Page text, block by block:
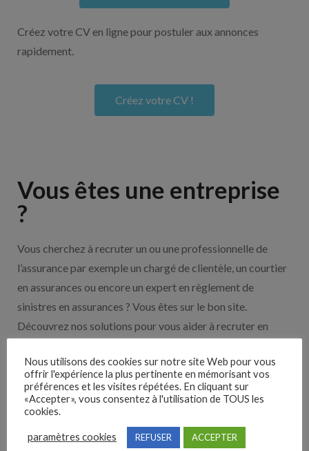
Créez votre CV en ligne pour postuler aux annonces
rapidement.
Créez votre CV !
Vous êtes une entreprise
?
Vous cherchez à recruter un ou une professionnelle de
l’assurance par exemple un chargé de clientèle, un courtier
en assurances ou encore un expert en règlement de
sinistres en assurances ? Vous êtes sur le bon site.
Découvrez nos solutions pour vous aider à recruter en
Nos solutions entreprises
Découvrez nos partenaires ! Moteurs de recherches,
multidiffuseurs, sites payant… nombreux sont nos
Nous utilisons des cookies sur notre site Web pour vous
offrir l'expérience la plus pertinente en mémorisant vos
préférences et les visites répétées. En cliquant sur
«Accepter», vous consentez à l'utilisation de TOUS les
cookies.
paramètres cookies REFUSER ACCEPTER